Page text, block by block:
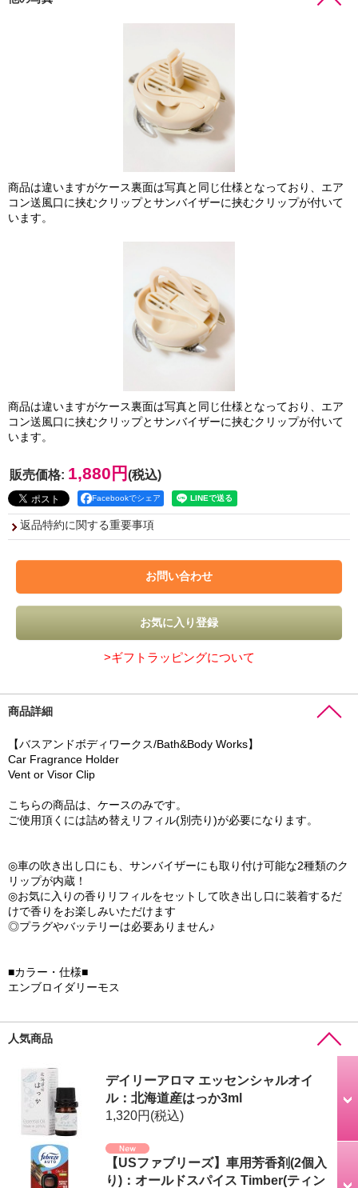
商品は違いますがケース裏面は写真と同じ仕様となっており、エア
コン送風口に挟むクリップとサンバイザーに挟むクリップが付いて
います。
商品は違いますがケース裏面は写真と同じ仕様となっており、エア
コン送風口に挟むクリップとサンバイザーに挟むクリップが付いて
います。
販売価格: 1,880円 (税込)
Facebookでシェア
返品特約に関する重要事項
>ギフトラッピングについて
商品詳細
【バスアンドボディワークス/Bath&Body Works】
Car Fragrance Holder
Vent or Visor Clip
こちらの商品は、ケースのみです。
ご使用頂くには詰め替えリフィル(別売り)が必要になります。
◎車の吹き出し口にも、サンバイザーにも取り付け可能な2種類のク
リップが内蔵！
◎お気に入りの香りリフィルをセットして吹き出し口に装着するだ
けで香りをお楽しみいただけます
◎プラグやバッテリーは必要ありません♪
■カラー・仕様■
エンブロイダリーモス
人気商品
デイリーアロマ エッセンシャルオイ
ル：北海道産はっか3ml
1,320円(税込)
【USファブリーズ】車用芳香剤(2個入
り)：オールドスパイス Timber(ティン